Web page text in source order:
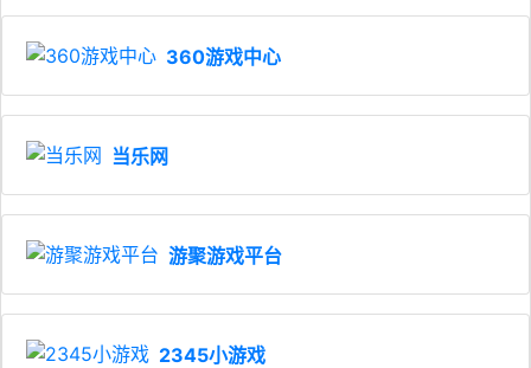
360游戏中心
当乐网
游聚游戏平台
2345小游戏